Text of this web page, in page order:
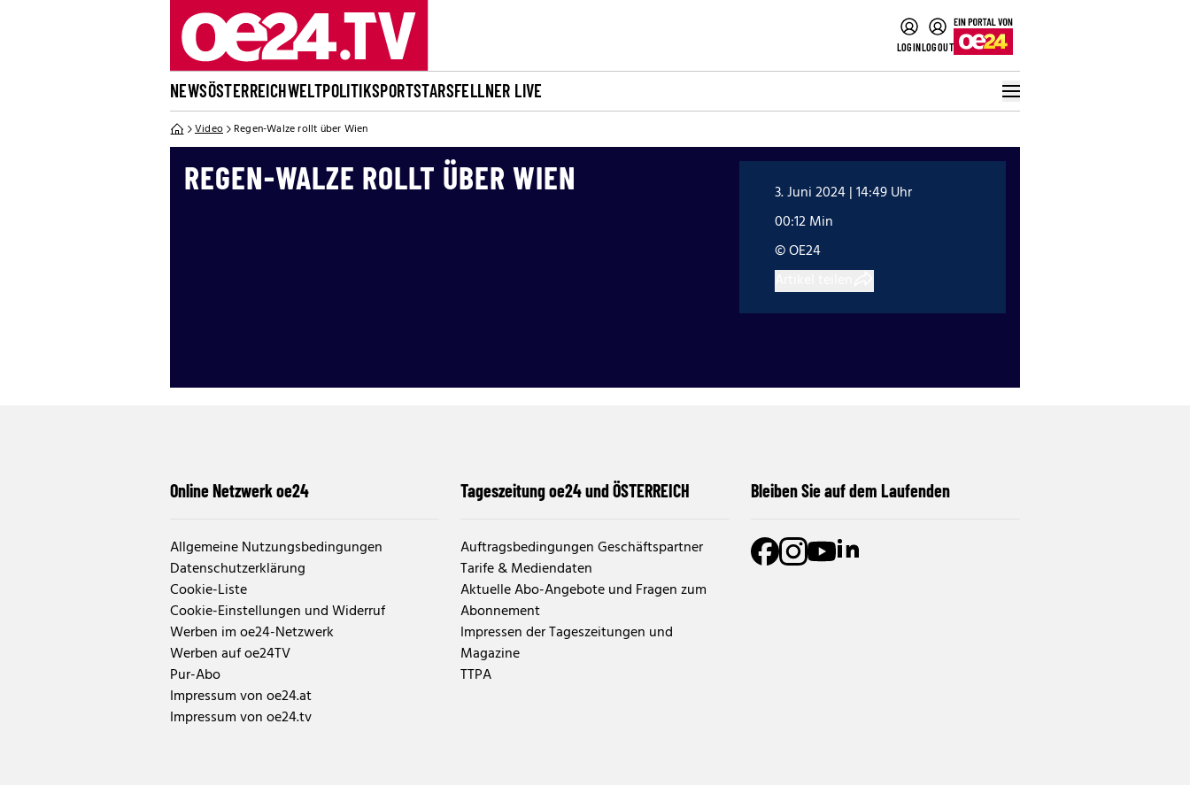
LOGINLOGOUT
NEWSÖSTERREICHWELTPOLITIKSPORTSTARSFELLNER LIVE
Video Regen-Walze rollt über Wien
REGEN-WALZE ROLLT ÜBER WIEN
3. Juni 2024 | 14:49 Uhr
00:12 Min
© OE24
Online Netzwerk oe24
Allgemeine Nutzungsbedingungen
Datenschutzerklärung
Cookie-Liste
Cookie-Einstellungen und Widerruf
Werben im oe24-Netzwerk
Werben auf oe24TV
Pur-Abo
Impressum von oe24.at
Impressum von oe24.tv
Tageszeitung oe24 und ÖSTERREICH
Auftragsbedingungen Geschäftspartner
Tarife & Mediendaten
Aktuelle Abo-Angebote und Fragen zum
Abonnement
Impressen der Tageszeitungen und
Magazine
TTPA
Bleiben Sie auf dem Laufenden